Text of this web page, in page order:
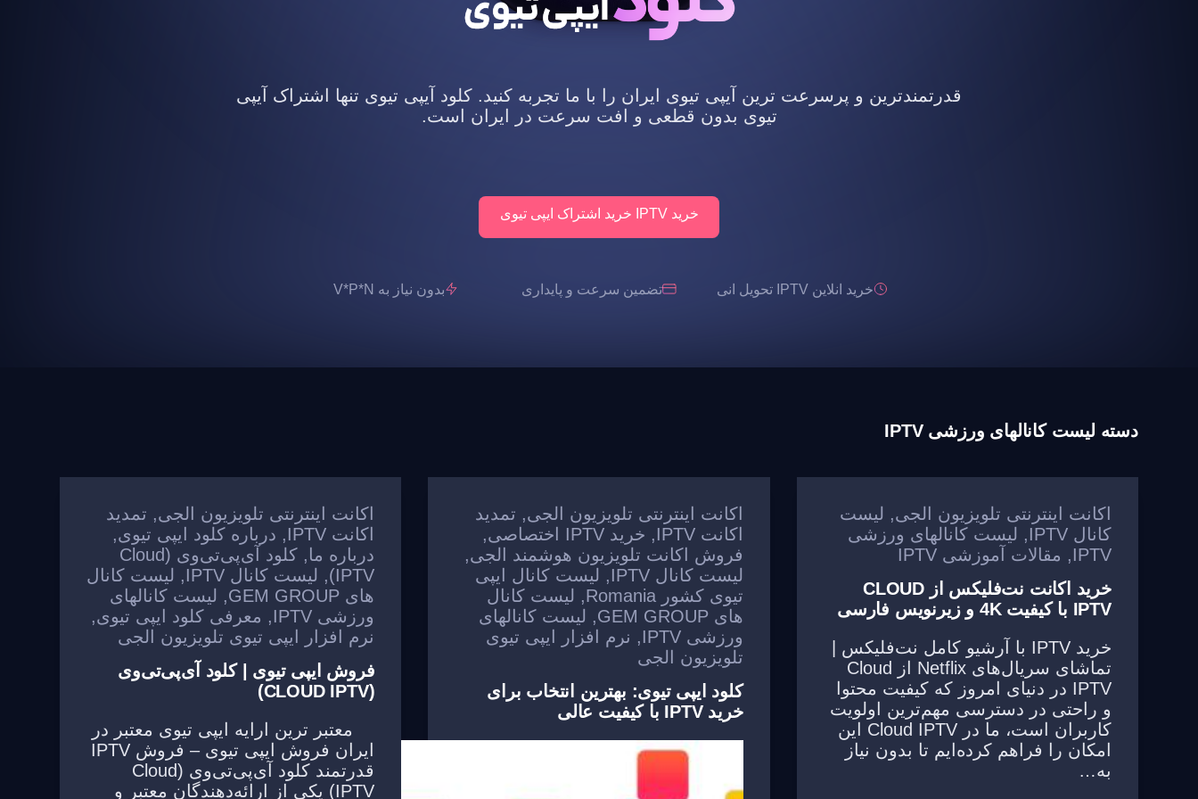
قدرتمندترین و پرسرعت ترین آیپی تیوی ایران را با ما تجربه کنید. کلود آیپی تیوی تنها اشتراک آیپی
تیوی بدون قطعی و افت سرعت در ایران است.
خرید IPTV خرید اشتراک ایپی تیوی
خرید انلاین IPTV تحویل انی تضمین سرعت و پایداری بدون نیاز به V*P*N
دسته لیست کانالهای ورزشی IPTV
اکانت اینترنتی تلویزیون الجی, لیست
کانال IPTV
, لیست کانالهای ورزشی
IPTV
, مقالات آموزشی IPTV
خرید اکانت نت‌فلیکس از CLOUD
IPTV با کیفیت 4K و زیرنویس فارسی
خرید IPTV با آرشیو کامل نت‌فلیکس |
تماشای سریال‌های Netflix از Cloud
IPTV در دنیای امروز که کیفیت محتوا
و راحتی در دسترسی مهم‌ترین اولویت
کاربران است، ما در Cloud IPTV این
امکان را فراهم کرده‌ایم تا بدون نیاز
به…
اکانت اینترنتی تلویزیون الجی, تمدید
اکانت IPTV
, خرید IPTV اختصاصی
,
فروش اکانت تلویزیون هوشمند الجی,
لیست کانال IPTV
, لیست کانال ایپی
تیوی کشور Romania
, لیست کانال
های GEM GROUP
, لیست کانالهای
ورزشی IPTV
, نرم افزار ایپی تیوی
تلویزیون الجی
کلود ایپی تیوی: بهترین انتخاب برای
خرید IPTV با کیفیت عالی
اکانت اینترنتی تلویزیون الجی, تمدید
اکانت IPTV
, درباره کلود ایپی تیوی,
درباره ما,
کلود آی‌پی‌تی‌وی (Cloud
IPTV)
, لیست کانال IPTV , لیست کانال
های GEM GROUP
, لیست کانالهای
ورزشی IPTV
, معرفی کلود ایپی تیوی,
نرم افزار ایپی تیوی تلویزیون الجی
فروش ایپی تیوی | کلود آی‌پی‌تی‌وی
(CLOUD IPTV)
معتبر ترین ارایه ایپی تیوی معتبر در
ایران فروش ایپی تیوی – فروش IPTV
قدرتمند کلود آی‌پی‌تی‌وی (Cloud
IPTV) یکی از ارائه‌دهندگان معتبر و